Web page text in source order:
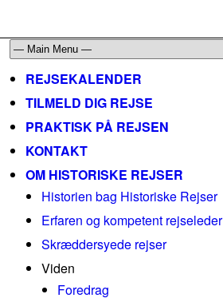
REJSEKALENDER
TILMELD DIG REJSE
PRAKTISK PÅ REJSEN
KONTAKT
OM HISTORISKE REJSER
Historien bag Historiske Rejser
Erfaren og kompetent rejseleder
Skræddersyede rejser
Viden
Foredrag